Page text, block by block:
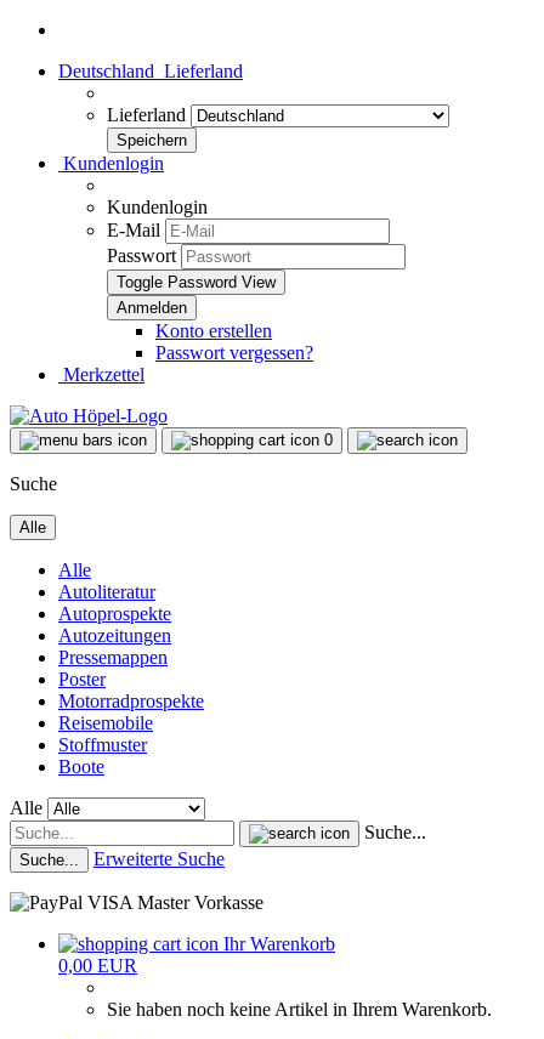
Deutschland Lieferland
Lieferland
Kundenlogin
Kundenlogin
E-Mail
Passwort
Toggle Password View
Konto erstellen
Passwort vergessen?
Merkzettel
0
Suche
Alle
Alle
Autoliteratur
Autoprospekte
Autozeitungen
Pressemappen
Poster
Motorradprospekte
Reisemobile
Stoffmuster
Boote
Alle
Suche...
Suche... Erweiterte Suche
Ihr Warenkorb
0,00 EUR
Sie haben noch keine Artikel in Ihrem Warenkorb.